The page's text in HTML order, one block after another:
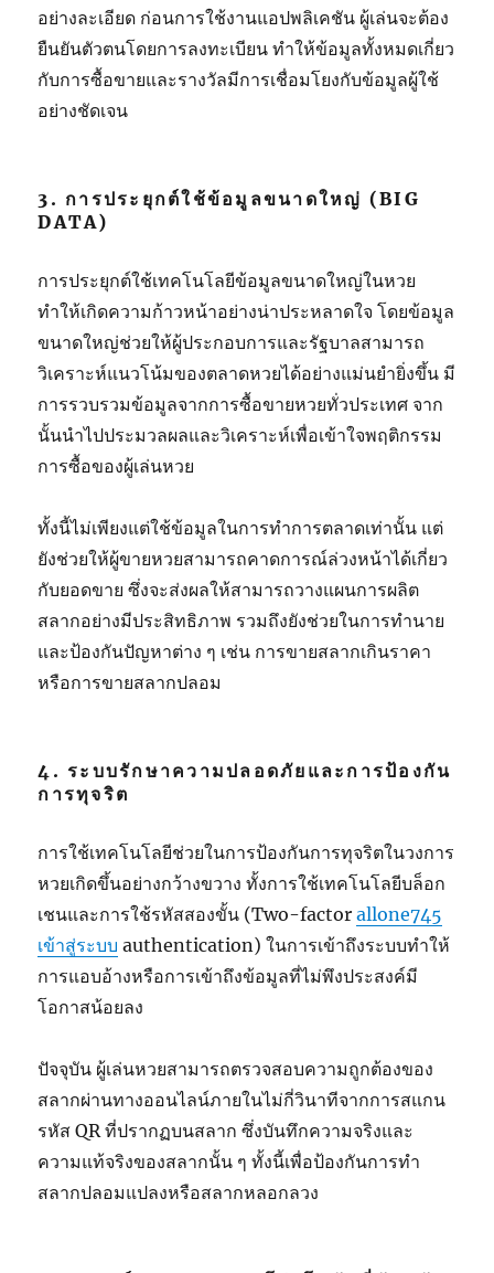
อย่างละเอียด ก่อนการใช้งานแอปพลิเคชัน ผู้เล่นจะต้อง
ยืนยันตัวตนโดยการลงทะเบียน ทำให้ข้อมูลทั้งหมดเกี่ยว
กับการซื้อขายและรางวัลมีการเชื่อมโยงกับข้อมูลผู้ใช้
อย่างชัดเจน
3. การประยุกต์ใช้ข้อมูลขนาดใหญ่ (BIG
DATA)
การประยุกต์ใช้เทคโนโลยีข้อมูลขนาดใหญ่ในหวย
ทำให้เกิดความก้าวหน้าอย่างน่าประหลาดใจ โดยข้อมูล
ขนาดใหญ่ช่วยให้ผู้ประกอบการและรัฐบาลสามารถ
วิเคราะห์แนวโน้มของตลาดหวยได้อย่างแม่นยำยิ่งขึ้น มี
การรวบรวมข้อมูลจากการซื้อขายหวยทั่วประเทศ จาก
นั้นนำไปประมวลผลและวิเคราะห์เพื่อเข้าใจพฤติกรรม
การซื้อของผู้เล่นหวย
ทั้งนี้ไม่เพียงแต่ใช้ข้อมูลในการทำการตลาดเท่านั้น แต่
ยังช่วยให้ผู้ขายหวยสามารถคาดการณ์ล่วงหน้าได้เกี่ยว
กับยอดขาย ซึ่งจะส่งผลให้สามารถวางแผนการผลิต
สลากอย่างมีประสิทธิภาพ รวมถึงยังช่วยในการทำนาย
และป้องกันปัญหาต่าง ๆ เช่น การขายสลากเกินราคา
หรือการขายสลากปลอม
4. ระบบรักษาความปลอดภัยและการป้องกัน
การทุจริต
การใช้เทคโนโลยีช่วยในการป้องกันการทุจริตในวงการ
หวยเกิดขึ้นอย่างกว้างขวาง ทั้งการใช้เทคโนโลยีบล็อก
เชนและการใช้รหัสสองขั้น (Two-factorallone745
เข้าสู่ระบบ authentication) ในการเข้าถึงระบบทำให้
การแอบอ้างหรือการเข้าถึงข้อมูลที่ไม่พึงประสงค์มี
โอกาสน้อยลง
ปัจจุบัน ผู้เล่นหวยสามารถตรวจสอบความถูกต้องของ
สลากผ่านทางออนไลน์ภายในไม่กี่วินาทีจากการสแกน
รหัส QR ที่ปรากฏบนสลาก ซึ่งบันทึกความจริงและ
ความแท้จริงของสลากนั้น ๆ ทั้งนี้เพื่อป้องกันการทำ
สลากปลอมแปลงหรือสลากหลอกลวง